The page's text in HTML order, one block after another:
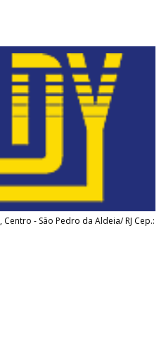
- São Pedro da Aldeia/ RJ Cep.: